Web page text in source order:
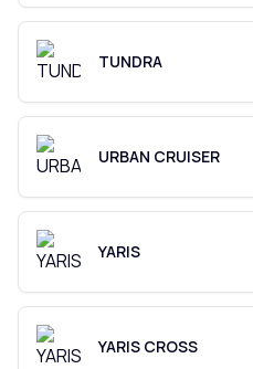
TUNDRA
URBAN CRUISER
YARIS
YARIS CROSS